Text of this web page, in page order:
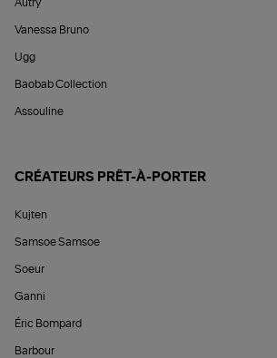
Autry
Vanessa Bruno
Ugg
Baobab Collection
Assouline
CRÉATEURS PRÊT-À-PORTER
Kujten
Samsoe Samsoe
Soeur
Ganni
Éric Bompard
Barbour